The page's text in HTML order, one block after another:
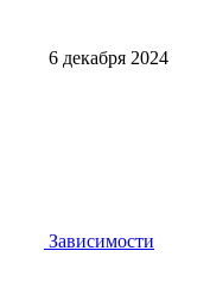
6 декабря 2024
Зависимости